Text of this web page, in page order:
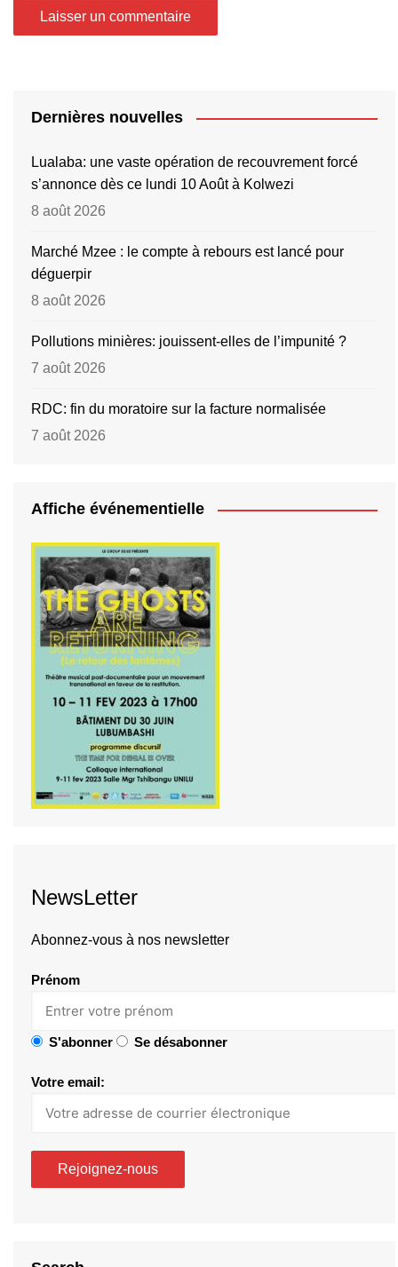
Dernières nouvelles
Lualaba: une vaste opération de recouvrement forcé
s’annonce dès ce lundi 10 Août à Kolwezi
8 août 2026
Marché Mzee : le compte à rebours est lancé pour
déguerpir
8 août 2026
Pollutions minières: jouissent-elles de l’impunité ?
7 août 2026
RDC: fin du moratoire sur la facture normalisée
7 août 2026
Affiche événementielle
NewsLetter
Abonnez-vous à nos newsletter
Prénom
S'abonner Se désabonner
Votre email: